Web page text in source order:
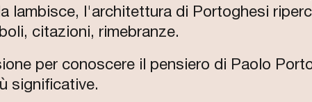
lambisce, l'architettura di Portoghesi
citazioni, rimebranze.
per conoscere il pensiero di Paolo
significative.